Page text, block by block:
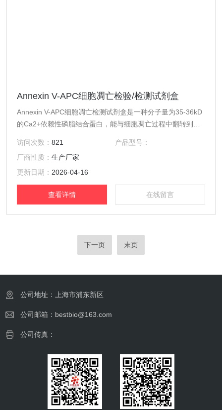
Annexin V-APC细胞凋亡检验/检测试剂盒
Annexin V-APC细胞凋亡检测试剂盒是一种分子量为35-36kD
的Ca2+依赖性磷脂结合蛋白，能与细胞凋亡过程中翻转到膜
DNA 片段化以及凋亡相关蛋白出现之前，这使得Annexin V
与PS 的结合成为凋亡早期的......
访问次数：821
产品型号：
厂商性质：生产厂家
更新日期： 2026-04-16
查看详情 在线留言
下一页 末页
公司地址：上海市浦东新区
公司邮箱：bestbio@163.com
公司传真：